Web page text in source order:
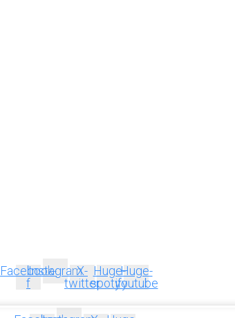
Facebook-
f
InstagramX-
twitter
Huge-
spotify
Huge-
youtube